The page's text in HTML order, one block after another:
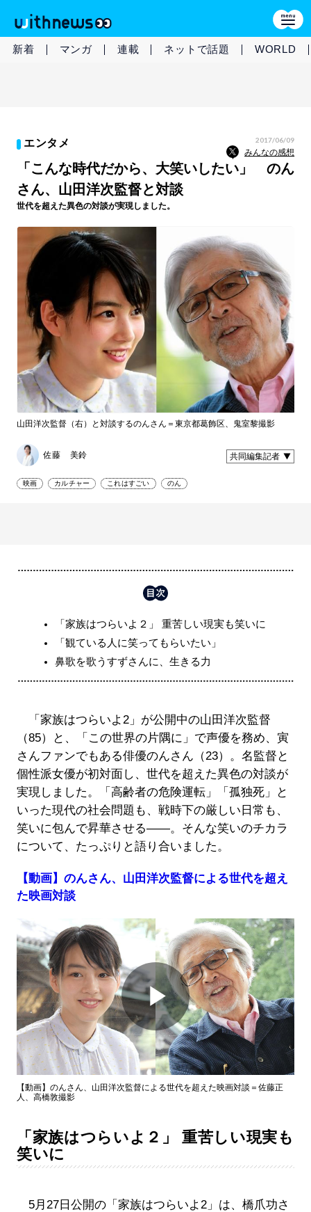
新着 マンガ 連載 ネットで話題 WORLD
エンタメ 2017/06/09
みんなの感想
「こんな時代だから、大笑いしたい」 のん
さん、山田洋次監督と対談
世代を超えた異色の対談が実現しました。
山田洋次監督（右）と対談するのんさん＝東京都葛飾区、鬼室黎撮影
佐藤 美鈴 共同編集記者
映画 カルチャー これはすごい のん
「家族はつらいよ２」 重苦しい現実も笑いに
「観ている人に笑ってもらいたい」
鼻歌を歌うすずさんに、生きる力
「家族はつらいよ2」が公開中の山田洋次監督
（85）と、「この世界の片隅に」で声優を務め、寅
さんファンでもある俳優のんさん（23）。名監督と
個性派女優が初対面し、世代を超えた異色の対談が
実現しました。「高齢者の危険運転」「孤独死」と
いった現代の社会問題も、戦時下の厳しい日常も、
笑いに包んで昇華させる――。そんな笑いのチカラ
について、たっぷりと語り合いました。
【動画】のんさん、山田洋次監督による世代を超え
た映画対談
Play
Video
【動画】のんさん、山田洋次監督による世代を超えた映画対談＝佐藤正
人、高橋敦撮影
「家族はつらいよ２」 重苦しい現実も
笑いに
5月27日公開の「家族はつらいよ2」は、橋爪功さ